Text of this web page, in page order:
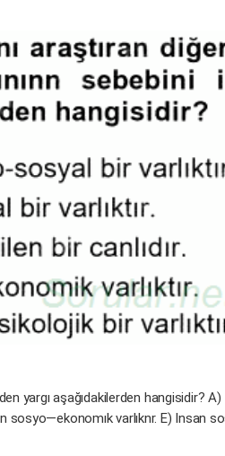
yargı aşağıdakilerden hangisidir?
sosyo—ekonomık varlıknr. E) Insan